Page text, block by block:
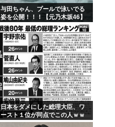
与田ちゃん、プールで泳いでる
姿を公開！！！【元乃木坂46】
日本をダメにした総理大臣、ワ
ースト１位が同点でこの人ｗｗ
ｗｗｗｗ